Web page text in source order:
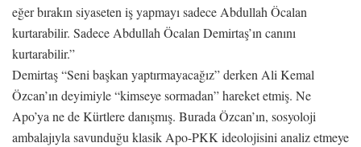
eğer bırakın siyaseten iş yapmayı sadece Abdullah Öcalan
kurtarabilir. Sadece Abdullah Öcalan Demirtaş’ın canını
kurtarabilir.”
Demirtaş “Seni başkan yaptırmayacağız” derken Ali Kemal
Özcan’ın deyimiyle “kimseye sormadan” hareket etmiş. Ne
Apo’ya ne de Kürtlere danışmış. Burada Özcan’ın, sosyoloji
ambalajıyla savunduğu klasik Apo-PKK ideolojisini analiz etmeye